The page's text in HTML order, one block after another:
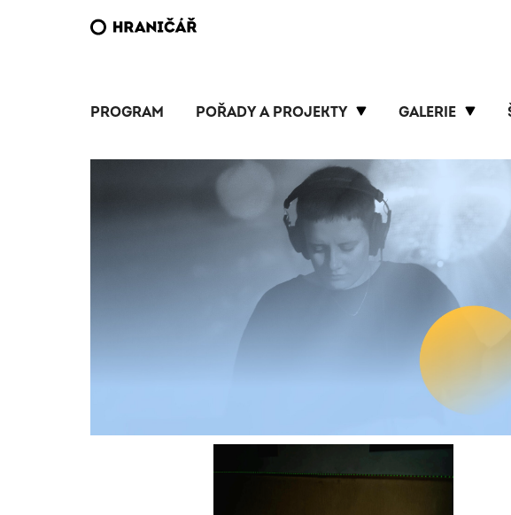
PROGRAM POŘADY A PROJEKTY GALERIE